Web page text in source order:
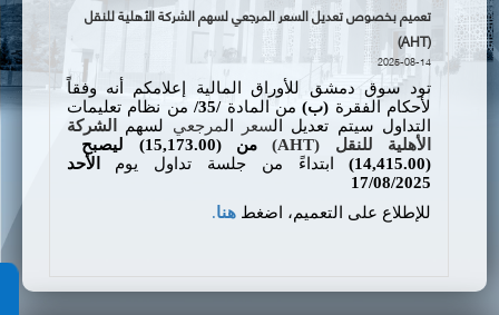
تعميم بخصوص تعديل السعر المرجعي لسهم الشركة الأهلية للنقل
(AHT)
2025-08-14
تود سوق دمشق للأوراق المالية إعلامكم أنه وفقاً
لأحكام الفقرة (ب)من المادة/35/
من نظام تعليمات
التداول سيتم تعديل السعر المرجعي لسهم
الشركة
الأهلية للنقل (AHT
) من (15,173.00) ليصبح
(
14,415.00
) ابتداءً من جلسة تداول يوم
الأحد
17/08/2025
للإطلاع على التعميم، اضغط هنا.